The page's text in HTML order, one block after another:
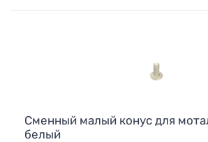
Сменный малый конус для
белый